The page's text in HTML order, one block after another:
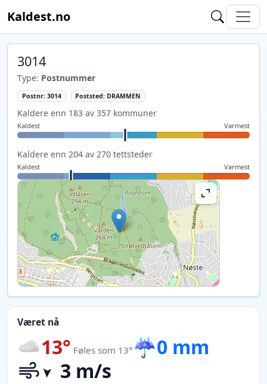
Kaldest.no
3014
Type: Postnummer
Postnr: 3014 Poststed: DRAMMEN
Kaldere enn 183 av 357 kommuner
Kaldest Varmest
Kaldere enn 204 av 270 tettsteder
Kaldest Varmest
Været nå
13° Føles som 13° ☔0 mm
3 m/s